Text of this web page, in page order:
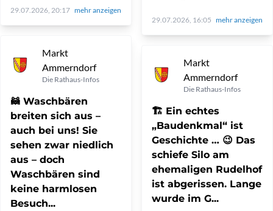
29.07.2026, 20:17 mehr anzeigen
Markt
Ammerndorf
Die Rathaus-Infos
🦝 Waschbären
breiten sich aus –
auch bei uns! Sie
sehen zwar niedlich
aus – doch
Waschbären sind
keine harmlosen
Besuch...
29.07.2026, 16:05 mehr anzeigen
Markt
Ammerndorf
Die Rathaus-Infos
🏗️ Ein echtes
„Baudenkmal“ ist
Geschichte … 😉 Das
schiefe Silo am
ehemaligen Rudelhof
ist abgerissen. Lange
wurde im G...